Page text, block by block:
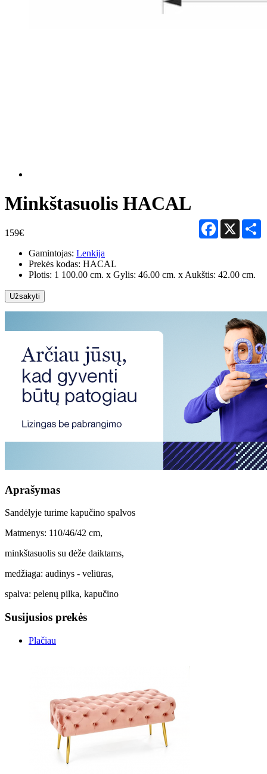
Minkštasuolis HACAL
159€
Facebook
X
Gamintojas: Lenkija
Prekės kodas: HACAL
Plotis: 1 100.00 cm. x Gylis: 46.00 cm. x Aukštis: 42.00 cm.
Užsakyti
Aprašymas
Sandėlyje turime kapučino spalvos
Matmenys: 110/46/42 cm,
minkštasuolis su dėže daiktams,
medžiaga: audinys - veliūras,
spalva: pelenų pilka, kapučino
Susijusios prekės
Plačiau